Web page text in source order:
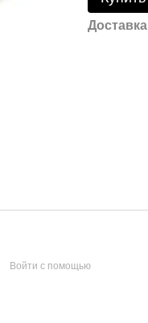
Доставка
Войти с помощью